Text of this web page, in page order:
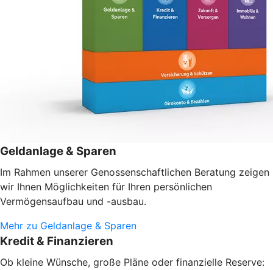
Geldanlage & Sparen
Im Rahmen unserer Genossenschaftlichen Beratung zeigen
wir Ihnen Möglichkeiten für Ihren persönlichen
Vermögensaufbau und -ausbau.
Mehr zu Geldanlage & Sparen
Kredit & Finanzieren
Ob kleine Wünsche, große Pläne oder finanzielle Reserve: